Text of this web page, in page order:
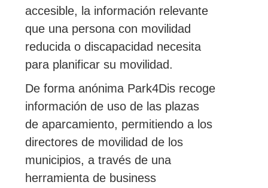
accesible, la información relevante
que una persona con movilidad
reducida o discapacidad necesita
para planificar su movilidad.
De forma anónima Park4Dis recoge
información de uso de las plazas
de aparcamiento, permitiendo a los
directores de movilidad de los
municipios, a través de una
herramienta de business